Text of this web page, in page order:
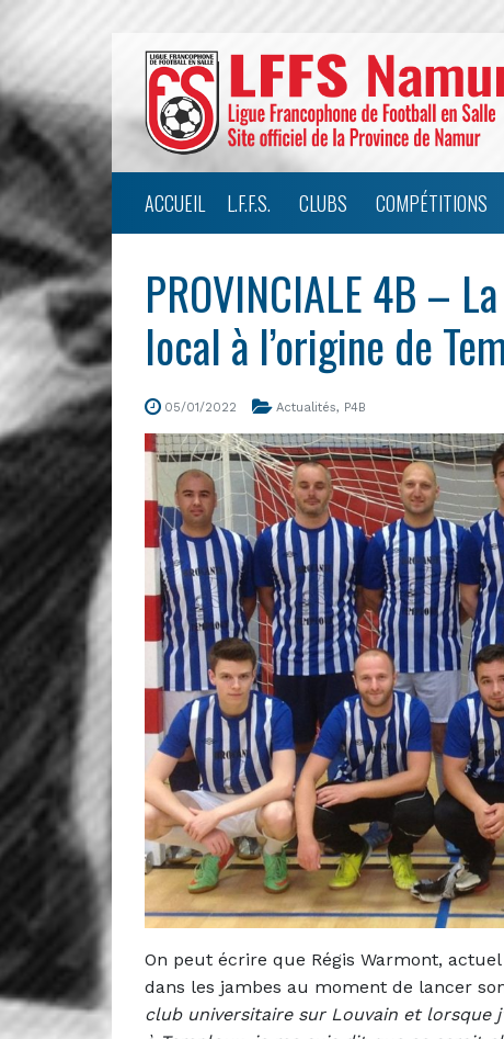
ACCUEIL L.F.F.S. CLUBS COMPÉTITIONS
PROVINCIALE 4B –
local à l’origine de
05/01/2022 Actualités, P4B
On peut écrire que Régis Warmont,
dans les jambes au moment de lancer
club universitaire sur Louvain et lorsque